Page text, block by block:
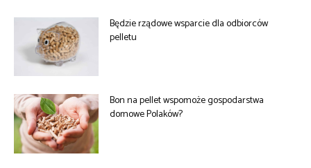
Będzie rządowe wsparcie dla odbiorców
pelletu
Bon na pellet wspomoże gospodarstwa
domowe Polaków?